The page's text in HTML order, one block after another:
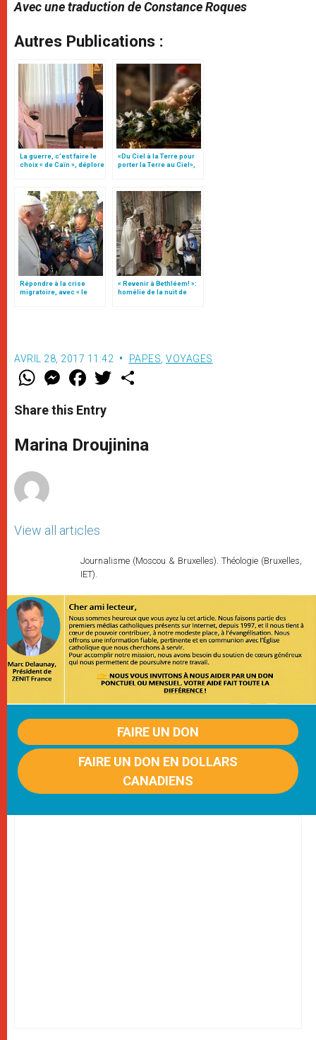
Avec une traduction de Constance Roques
Autres Publications :
La guerre, c’est faire le
choix « de Caïn », déplore
«Du Ciel à la Terre pour
porter la Terre au Ciel»,
Répondre à la crise
migratoire, avec « le
« Revenir à Bethléem! »:
homélie de la nuit de
AVRIL 28, 2017 11:42 PAPES, VOYAGES
W
t
s
p
p
M
e
s
e
g
e
F
a
e
b
o
k
w
r
Share this Entry
Marina Droujinina
View all articles
Journalisme (Moscou & Bruxelles). Théologie (Bruxelles,
IET).
FAIRE UN DON
FAIRE UN DON EN DOLLARS
CANADIENS